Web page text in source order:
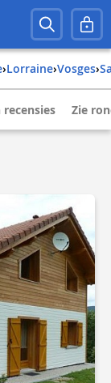
› lorraine› vosges›
Zie